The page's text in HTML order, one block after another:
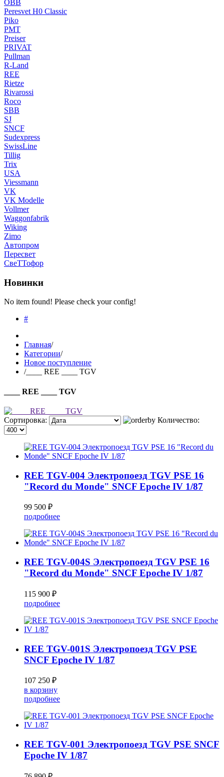
OBB
Peresvet H0 Classic
Piko
PMT
Preiser
PRIVAT
Pullman
R-Land
REE
Rietze
Rivarossi
Roco
SBB
SJ
SNCF
Sudexpress
SwissLine
Tillig
Trix
USA
Viessmann
VK
VK Modelle
Vollmer
Waggonfabrik
Wiking
Zimo
Автопром
Пересвет
СвеТТофор
Новинки
No item found! Please check your config!
#
Главная/
Категории/
Новое поступление
/____ REE ____ TGV
____ REE ____ TGV
Сортировка: Количество:
REE TGV-004 Электропоезд TGV PSE 16
"Record du Monde" SNCF Epoche IV 1/87
99 500 ₽
подробнее
REE TGV-004S Электропоезд TGV PSE 16
"Record du Monde" SNCF Epoche IV 1/87
115 900 ₽
подробнее
REE TGV-001S Электропоезд TGV PSE
SNCF Epoche IV 1/87
107 250 ₽
в корзину
подробнее
REE TGV-001 Электропоезд TGV PSE SNCF
Epoche IV 1/87